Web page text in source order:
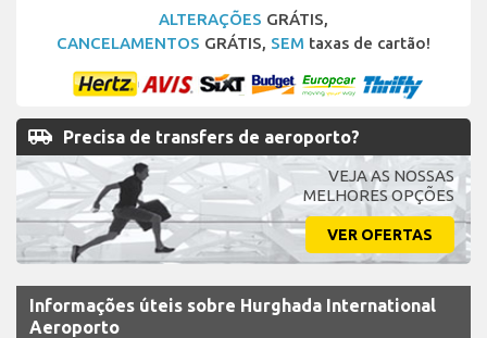
ALTERAÇÕES GRÁTIS,
CANCELAMENTOS GRÁTIS, SEM taxas de cartão!
airport_shuttle Precisa de transfers de aeroporto?
VEJA AS NOSSAS
MELHORES OPÇÕES
VER OFERTAS
Informações úteis sobre Hurghada International
Aeroporto